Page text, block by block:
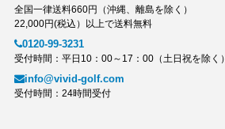
全国一律送料660円（沖縄、離島を除く）
22,000円(税込）以上で送料無料
0120-99-3231
受付時間：平日10：00～17：00（土日祝を除く）
info@vivid-golf.com
受付時間：24時間受付